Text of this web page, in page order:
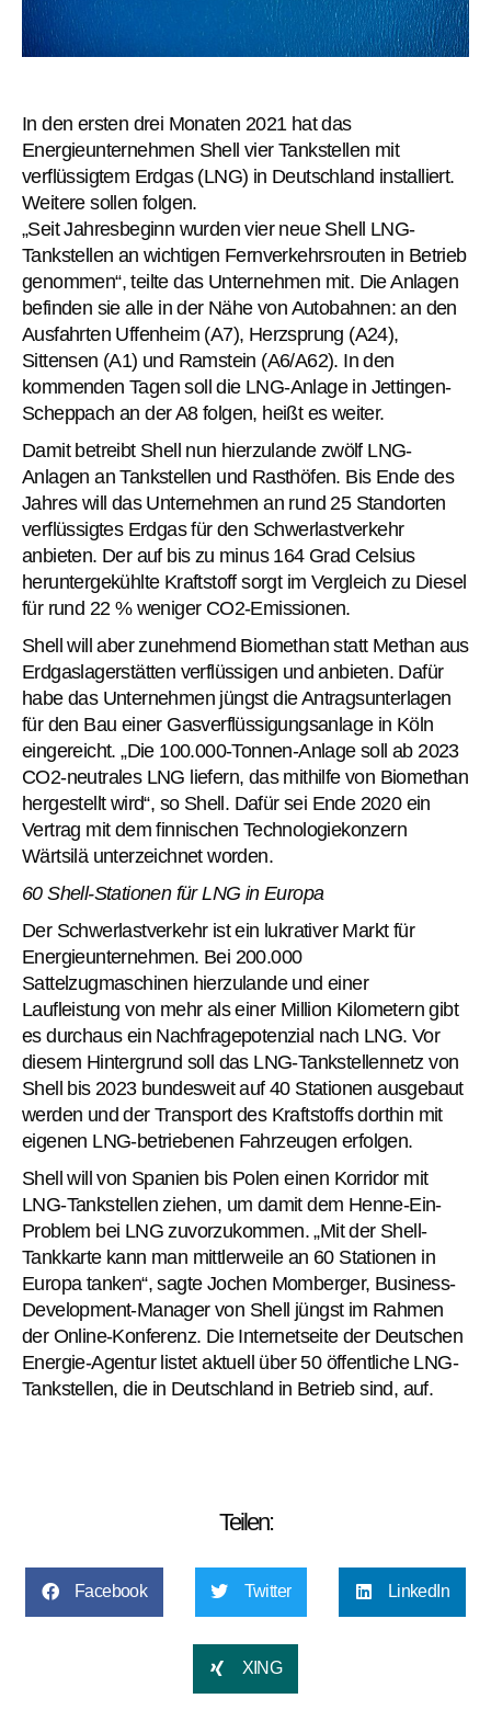
In den ersten drei Monaten 2021 hat das
Energieunternehmen Shell vier Tankstellen mit
verflüssigtem Erdgas (LNG) in Deutschland installiert.
Weitere sollen folgen.
„Seit Jahresbeginn wurden vier neue Shell LNG-
Tankstellen an wichtigen Fernverkehrsrouten in Betrieb
genommen“, teilte das Unternehmen mit. Die Anlagen
befinden sie alle in der Nähe von Autobahnen: an den
Ausfahrten Uffenheim (A7), Herzsprung (A24),
Sittensen (A1) und Ramstein (A6/A62). In den
kommenden Tagen soll die LNG-Anlage in Jettingen-
Scheppach an der A8 folgen, heißt es weiter.
Damit betreibt Shell nun hierzulande zwölf LNG-
Anlagen an Tankstellen und Rasthöfen. Bis Ende des
Jahres will das Unternehmen an rund 25 Standorten
verflüssigtes Erdgas für den Schwerlastverkehr
anbieten. Der auf bis zu minus 164 Grad Celsius
heruntergekühlte Kraftstoff sorgt im Vergleich zu Diesel
für rund 22 % weniger CO2-Emissionen.
Shell will aber zunehmend Biomethan statt Methan aus
Erdgaslagerstätten verflüssigen und anbieten. Dafür
habe das Unternehmen jüngst die Antragsunterlagen
für den Bau einer Gasverflüssigungsanlage in Köln
eingereicht. „Die 100.000-Tonnen-Anlage soll ab 2023
CO2-neutrales LNG liefern, das mithilfe von Biomethan
hergestellt wird“, so Shell. Dafür sei Ende 2020 ein
Vertrag mit dem finnischen Technologiekonzern
Wärtsilä unterzeichnet worden.
60 Shell-Stationen für LNG in Europa
Der Schwerlastverkehr ist ein lukrativer Markt für
Energieunternehmen. Bei 200.000
Sattelzugmaschinen hierzulande und einer
Laufleistung von mehr als einer Million Kilometern gibt
es durchaus ein Nachfragepotenzial nach LNG. Vor
diesem Hintergrund soll das LNG-Tankstellennetz von
Shell bis 2023 bundesweit auf 40 Stationen ausgebaut
werden und der Transport des Kraftstoffs dorthin mit
eigenen LNG-betriebenen Fahrzeugen erfolgen.
Shell will von Spanien bis Polen einen Korridor mit
LNG-Tankstellen ziehen, um damit dem Henne-Ein-
Problem bei LNG zuvorzukommen. „Mit der Shell-
Tankkarte kann man mittlerweile an 60 Stationen in
Europa tanken“, sagte Jochen Momberger, Business-
Development-Manager von Shell jüngst im Rahmen
der Online-Konferenz. Die Internetseite der Deutschen
Energie-Agentur listet aktuell über 50 öffentliche LNG-
Tankstellen, die in Deutschland in Betrieb sind, auf.
Teilen:
Facebook Twitter LinkedIn
XING